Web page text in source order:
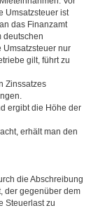
Umsatzsteuer ist
das Finanzamt
deutschen
Umsatzsteuer nur
gilt, führt zu
Zinssatzes
ergibt die Höhe der
erhält man den
die Abschreibung
der gegenüber dem
Steuerlast zu